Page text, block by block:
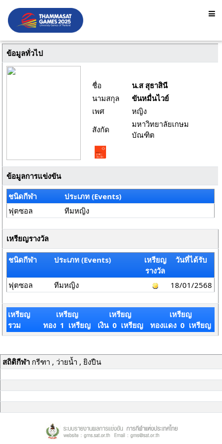
ข้อมูลทั่วไป
ชื่อ
น.ส สุธาสินี
นามสกุล
ขันหมื่นไวย์
เพศ
หญิง
สังกัด
มหาวิทยาลัยเกษม
บัณฑิต
ข้อมูลการแข่งขัน
ชนิดกีฬา
ประเภท (Events)
ฟุตซอล
ทีมหญิง
เหรียญรางวัล
ชนิดกีฬา ประเภท (Events)
เหรียญ
รางวัล
วันที่ได้รับ
ฟุตซอล ทีมหญิง 18/01/2568
เหรียญ
รวม
เหรียญ
ทอง 1 เหรียญ
เหรียญ
เงิน 0 เหรียญ
เหรียญ
ทองแดง 0 เหรียญ
สถิติกีฬากรีฑา , ว่ายน้ำ , ยิงปืน